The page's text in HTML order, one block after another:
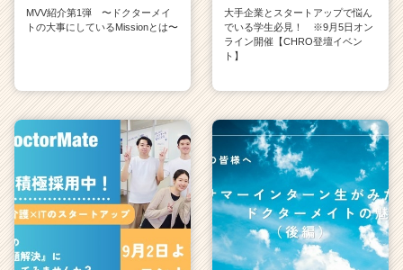
MVV紹介第1弾 〜ドクターメイ
トの大事にしているMissionとは〜
大手企業とスタートアップで悩ん
でいる学生必見！ ※9月5日オン
ライン開催【CHRO登壇イベン
ト】